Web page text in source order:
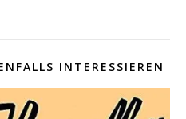
INTERESSIEREN